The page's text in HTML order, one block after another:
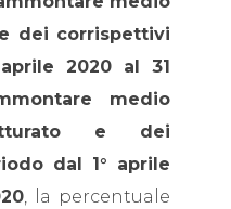
dei corrispettivi
2020 al 31
medio
e dei
dal 1° aprile
, la percentuale